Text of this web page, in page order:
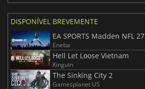
DISPONÍVEL BREVEMENTE
EA SPORTS Madden NFL 27
Eneba
Hell Let Loose Vietnam
Kinguin
The Sinking City 2
Gamesplanet US